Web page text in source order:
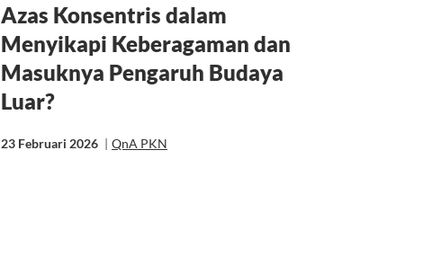
Azas Konsentris dalam
Menyikapi Keberagaman dan
Masuknya Pengaruh Budaya
Luar?
23 Februari 2026 | QnA PKN